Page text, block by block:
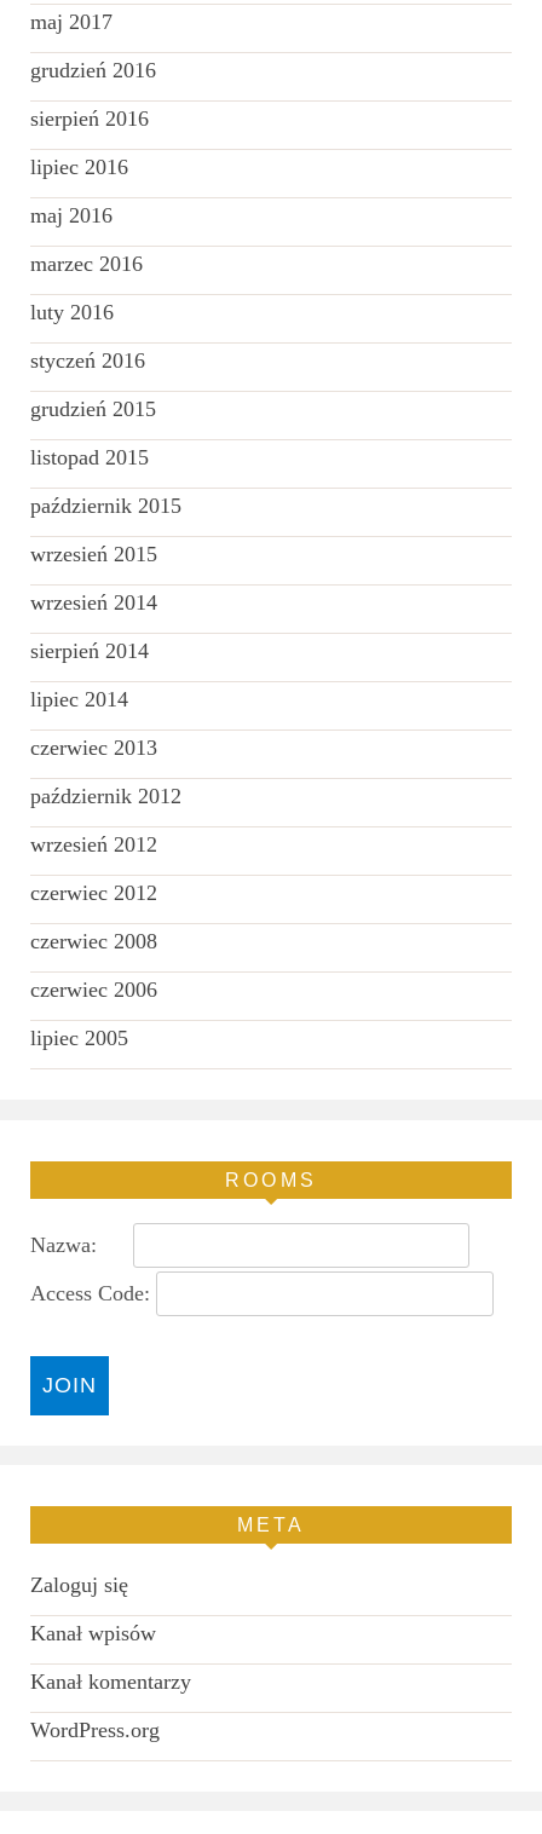
maj 2017
grudzień 2016
sierpień 2016
lipiec 2016
maj 2016
marzec 2016
luty 2016
styczeń 2016
grudzień 2015
listopad 2015
październik 2015
wrzesień 2015
wrzesień 2014
sierpień 2014
lipiec 2014
czerwiec 2013
październik 2012
wrzesień 2012
czerwiec 2012
czerwiec 2008
czerwiec 2006
lipiec 2005
ROOMS
Nazwa:
Access Code:
META
Zaloguj się
Kanał wpisów
Kanał komentarzy
WordPress.org